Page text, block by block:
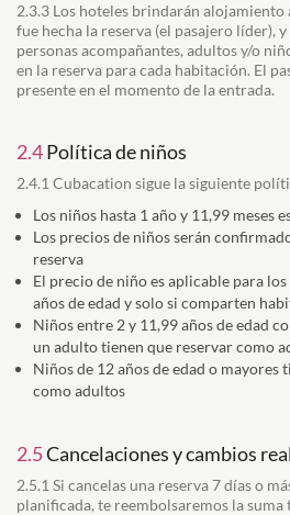
2.3.3 Los hoteles brindarán alojamiento
fue hecha la reserva (el pasajero líder),
personas acompañantes, adultos y/o
en la reserva para cada habitación. El
presente en el momento de la entrada.
2.4Política de niños
2.4.1 Cubacation sigue la siguiente
Los niños hasta 1 año y 11,99 meses
Los precios de niños serán
reserva
El precio de niño es aplicable para
años de edad y solo si comparten
Niños entre 2 y 11,99 años de edad
un adulto tienen que reservar como
Niños de 12 años de edad o mayores
como adultos
2.5Cancelaciones y cambios
2.5.1 Si cancelas una reserva 7 días o
planificada, te reembolsaremos la